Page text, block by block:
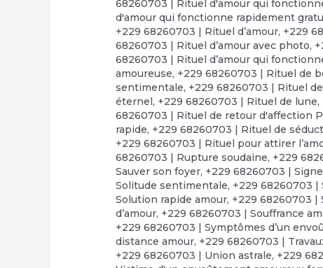
68260703 | Rituel d'amour qui
d'amour qui fonctionne rapidement
+229 68260703 | Rituel d’amour, +229
68260703 | Rituel d’amour avec photo,
68260703 | Rituel d’amour qui
amoureuse, +229 68260703 | Rituel de
sentimentale, +229 68260703 | Rituel
éternel, +229 68260703 | Rituel de lune,
68260703 | Rituel de retour d'affection
rapide, +229 68260703 | Rituel de
+229 68260703 | Rituel pour attirer
68260703 | Rupture soudaine, +229
Sauver son foyer, +229 68260703 |
Solitude sentimentale, +229 68260703
Solution rapide amour, +229 68260703 |
d’amour, +229 68260703 | Souffrance
+229 68260703 | Symptômes d’un
distance amour, +229 68260703 |
+229 68260703 | Union astrale, +229